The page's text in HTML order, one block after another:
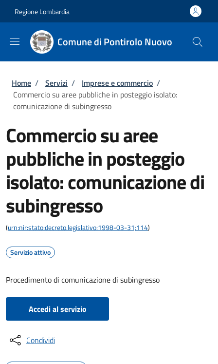
Regione Lombardia
Comune di Pontirolo Nuovo
Briciole di pane
Home / Servizi / Imprese e commercio /
Commercio su aree pubbliche in posteggio isolato:
comunicazione di subingresso
Commercio su aree
pubbliche in posteggio
isolato: comunicazione di
subingresso
(urn:nir:stato:decreto.legislativo:1998-03-31;114)
Servizio attivo
Procedimento di comunicazione di subingresso
Accedi al servizio
Condividi